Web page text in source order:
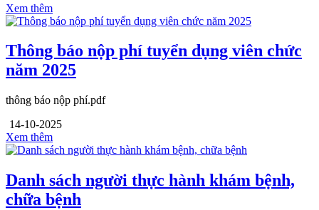
Xem thêm
Thông báo nộp phí tuyển dụng viên chức
năm 2025
thông báo nộp phí.pdf
14-10-2025
Xem thêm
Danh sách người thực hành khám bệnh,
chữa bệnh